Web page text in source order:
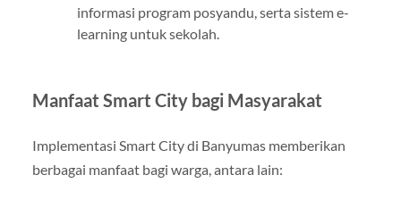
informasi program posyandu, serta sistem e-
learning untuk sekolah.
Manfaat Smart City bagi Masyarakat
Implementasi Smart City di Banyumas memberikan
berbagai manfaat bagi warga, antara lain: